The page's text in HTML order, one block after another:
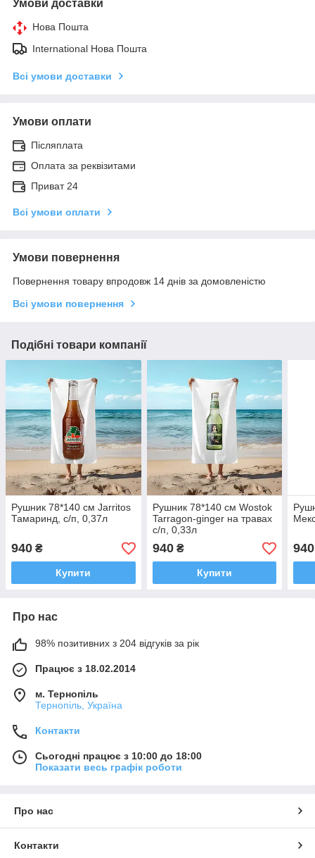
Умови доставки
Нова Пошта
International Нова Пошта
Всі умови доставки
Умови оплати
Післяплата
Оплата за реквізитами
Приват 24
Всі умови оплати
Умови повернення
Повернення товару впродовж 14 днів за домовленістю
Всі умови повернення
Подібні товари компанії
Рушник 78*140 см Jarritos
Тамаринд, с/п, 0,37л
940 ₴
Купити
Рушник 78*140 см Wostok
Tarragon-ginger на травах
с/п, 0,33л
940₴
Купити
940
Про нас
98% позитивних з 204 відгуків за рік
Працює з 18.02.2014
м. Тернопіль
Тернопіль, Україна
Контакти
Сьогодні працює з 10:00 до 18:00
Показати весь графік роботи
Про нас
Контакти